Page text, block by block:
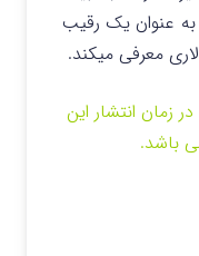
به عنوان یک رقیب
زمان انتشار این